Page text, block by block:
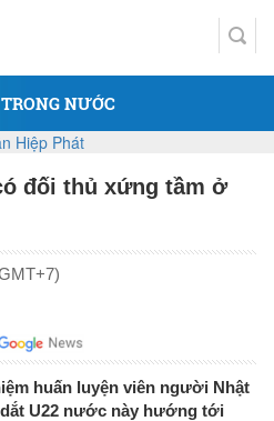
NƯỚC
đối thủ xứng tầm ở
huấn luyện viên người Nhật
U22 nước này hướng tới